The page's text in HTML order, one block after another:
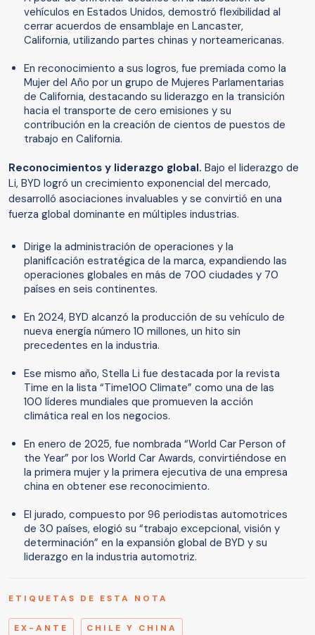
vehículos en Estados Unidos, demostró flexibilidad al
cerrar acuerdos de ensamblaje en Lancaster,
California, utilizando partes chinas y norteamericanas.
En reconocimiento a sus logros, fue premiada como la
Mujer del Año por un grupo de Mujeres Parlamentarias
de California, destacando su liderazgo en la transición
hacia el transporte de cero emisiones y su
contribución en la creación de cientos de puestos de
trabajo en California.
Reconocimientos y liderazgo global. Bajo el liderazgo de
Li, BYD logró un crecimiento exponencial del mercado,
desarrolló asociaciones invaluables y se convirtió en una
fuerza global dominante en múltiples industrias.
Dirige la administración de operaciones y la
planificación estratégica de la marca, expandiendo las
operaciones globales en más de 700 ciudades y 70
países en seis continentes.
En 2024, BYD alcanzó la producción de su vehículo de
nueva energía número 10 millones, un hito sin
precedentes en la industria.
Ese mismo año, Stella Li fue destacada por la revista
Time en la lista “Time100 Climate” como una de las
100 líderes mundiales que promueven la acción
climática real en los negocios.
En enero de 2025, fue nombrada “World Car Person of
the Year” por los World Car Awards, convirtiéndose en
la primera mujer y la primera ejecutiva de una empresa
china en obtener ese reconocimiento.
El jurado, compuesto por 96 periodistas automotrices
de 30 países, elogió su “trabajo excepcional, visión y
determinación” en la expansión global de BYD y su
liderazgo en la industria automotriz.
ETIQUETAS DE ESTA NOTA
EX-ANTE CHILE Y CHINA